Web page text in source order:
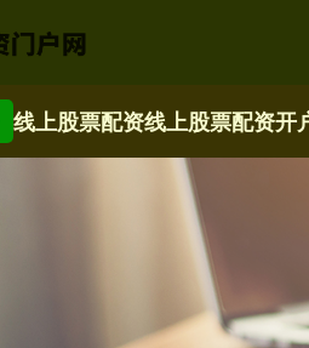
线上股票配资线上股票配资开